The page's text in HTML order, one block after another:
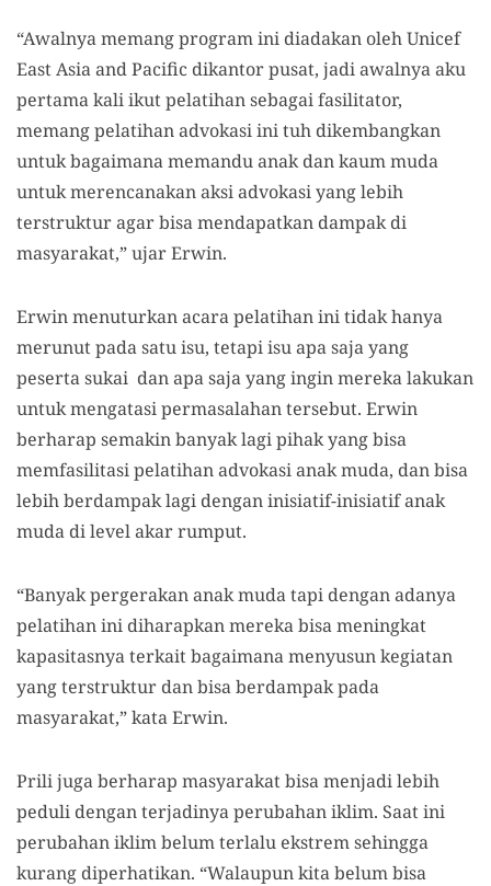
“Awalnya memang program ini diadakan oleh Unicef
East Asia and Pacific dikantor pusat, jadi awalnya aku
pertama kali ikut pelatihan sebagai fasilitator,
memang pelatihan advokasi ini tuh dikembangkan
untuk bagaimana memandu anak dan kaum muda
untuk merencanakan aksi advokasi yang lebih
terstruktur agar bisa mendapatkan dampak di
masyarakat,” ujar Erwin.
Erwin menuturkan acara pelatihan ini tidak hanya
merunut pada satu isu, tetapi isu apa saja yang
peserta sukai dan apa saja yang ingin mereka lakukan
untuk mengatasi permasalahan tersebut. Erwin
berharap semakin banyak lagi pihak yang bisa
memfasilitasi pelatihan advokasi anak muda, dan bisa
lebih berdampak lagi dengan inisiatif-inisiatif anak
muda di level akar rumput.
“Banyak pergerakan anak muda tapi dengan adanya
pelatihan ini diharapkan mereka bisa meningkat
kapasitasnya terkait bagaimana menyusun kegiatan
yang terstruktur dan bisa berdampak pada
masyarakat,” kata Erwin.
Prili juga berharap masyarakat bisa menjadi lebih
peduli dengan terjadinya perubahan iklim. Saat ini
perubahan iklim belum terlalu ekstrem sehingga
kurang diperhatikan. “Walaupun kita belum bisa